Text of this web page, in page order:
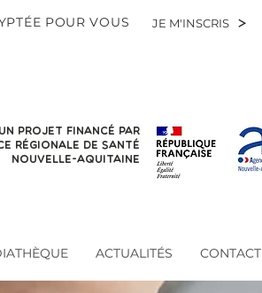
POUR VOUS JE M'INSCRIS
Un projet financé par
régionale de santé
nouvelle-aquitaine
ACTUALITÉS CONTACT